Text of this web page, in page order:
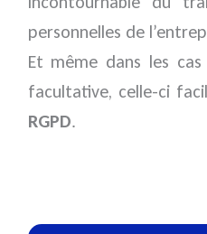
personnelles de
Et même dans les
facultative, celle-ci
RGPD.